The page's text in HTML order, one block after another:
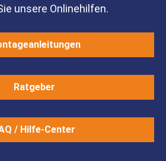
unsere Onlinehilfen.
Ratgeber
/ Hilfe-Center